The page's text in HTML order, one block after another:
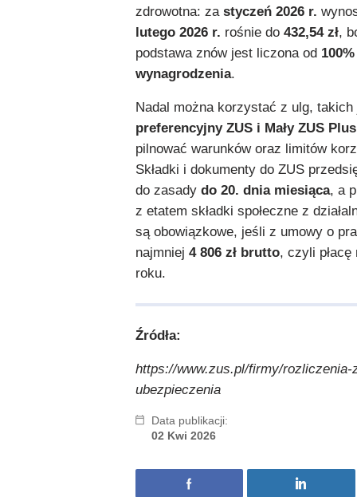
zdrowotna: za styczeń 2026 r.
lutego 2026 r. rośnie do 432,54 zł,
podstawa znów jest liczona od
wynagrodzenia.
Nadal można korzystać z ulg,
preferencyjny ZUS i Mały ZUS Plus
pilnować warunków oraz limitów
Składki i dokumenty do ZUS
do zasady do 20. dnia miesiąca, a
z etatem składki społeczne z
są obowiązkowe, jeśli z umowy o
najmniej 4 806 zł brutto, czyli płacę
roku.
Źródła:
https://www.zus.pl/firmy/
ubezpieczenia
Data publikacji:
02 Kwi 2026